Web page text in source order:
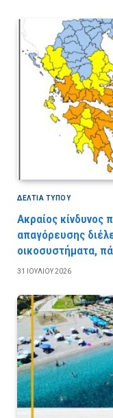
ΔΕΛΤΙΑ ΤΥΠΟΥ
Ακραίος κίνδυνος
απαγόρευσης
οικοσυστήματα,
31 ΙΟΥΛΊΟΥ 2026